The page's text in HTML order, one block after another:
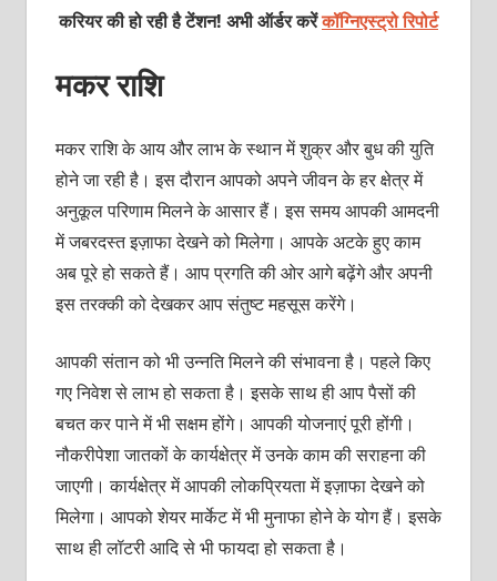
करियर की हो रही है टेंशन! अभी ऑर्डर करेंकॉग्निएस्ट्रो रिपोर्ट
मकर राशि
मकर राशि के आय और लाभ के स्‍थान में शुक्र और बुध की युति
होने जा रही है। इस दौरान आपको अपने जीवन के हर क्षेत्र में
अनुकूल परिणाम मिलने के आसार हैं। इस समय आपकी आमदनी
में जबरदस्‍त इज़ाफा देखने को मिलेगा। आपके अटके हुए काम
अब पूरे हो सकते हैं। आप प्रगति की ओर आगे बढ़ेंगे और अपनी
इस तरक्‍की को देखकर आप संतुष्‍ट महसूस करेंगे।
आपकी संतान को भी उन्‍नति मिलने की संभावना है। पहले किए
गए निवेश से लाभ हो सकता है। इसके साथ ही आप पैसों की
बचत कर पाने में भी सक्षम होंगे। आपकी योजनाएं पूरी होंगी।
नौकरीपेशा जातकों के कार्यक्षेत्र में उनके काम की सराहना की
जाएगी। कार्यक्षेत्र में आपकी लोकप्रियता में इज़ाफा देखने को
मिलेगा। आपको शेयर मार्केट में भी मुनाफा होने के योग हैं। इसके
साथ ही लॉटरी आदि से भी फायदा हो सकता है।